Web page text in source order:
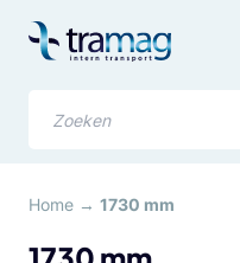
naar
Home → 1730 mm